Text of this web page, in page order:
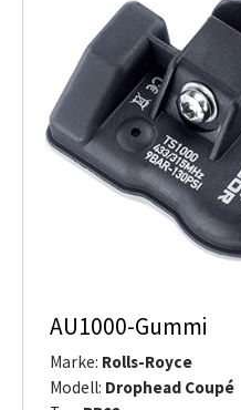
AU1000-Gummi
Marke: Rolls-Royce
Modell: Drophead Coupé